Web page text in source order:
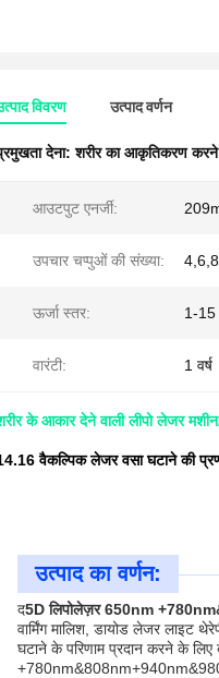
विवरण उत्पाद वर्णन
देना:शरीर का आकृतिकरण करने
आउटपुट एनर्जी:
उपचार चप्पुओं की संख्या:
ऊर्जा स्तर: 1-15
वारंटी: 1 वर्ष
के आकार देने वाली लीपो लेजर
वैकल्पिक लेजर वसा घटाने की
उत्पाद का वर्णन:
द5D लिपोलेज़र 650nm
वार्मिंग मालिश, डायोड लेजर
घटाने के परिणाम प्रदान करने के